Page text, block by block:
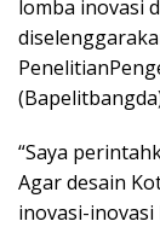
lomba inovasi
“Saya
Agar desain
inovasi-inovasi